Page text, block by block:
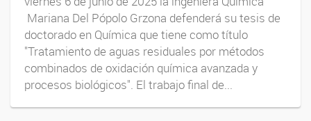
Mariana Del Pópolo Grzona defenderá su tesis de
doctorado en Química que tiene como título
"Tratamiento de aguas residuales por métodos
combinados de oxidación química avanzada y
procesos biológicos". El trabajo final de...